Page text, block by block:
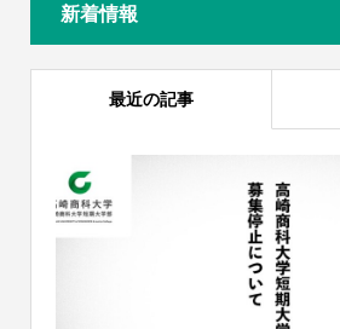
新着情報
最近の記事